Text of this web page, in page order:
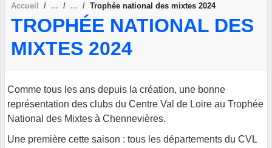
Accueil Trophée national des mixtes 2024
TROPHÉE NATIONAL DES
MIXTES 2024
Comme tous les ans depuis la création, une bonne
représentation des clubs du Centre Val de Loire au Trophée
National des Mixtes à Chennevières.
Une première cette saison : tous les départements du CVL